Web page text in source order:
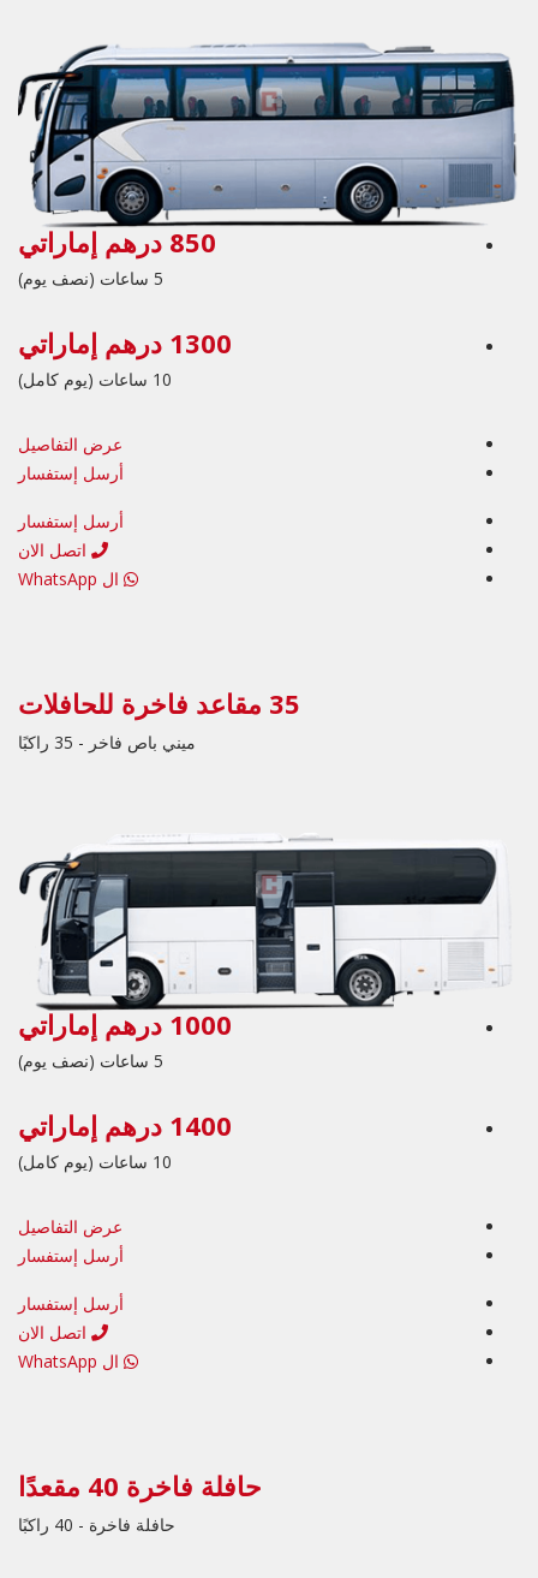
850 درهم إماراتي
5 ساعات (نصف يوم)
1300 درهم إماراتي
10 ساعات (يوم كامل)
عرض التفاصيل
أرسل إستفسار
أرسل إستفسار
اتصل الان
ال WhatsApp
35 مقاعد فاخرة للحافلات
ميني باص فاخر - 35 راكبًا
1000 درهم إماراتي
5 ساعات (نصف يوم)
1400 درهم إماراتي
10 ساعات (يوم كامل)
عرض التفاصيل
أرسل إستفسار
أرسل إستفسار
اتصل الان
ال WhatsApp
حافلة فاخرة 40 مقعدًا
حافلة فاخرة - 40 راكبًا